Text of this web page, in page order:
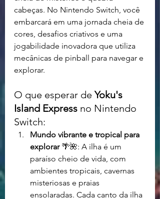
cabeças. No Nintendo Switch, você
embarcará em uma jornada cheia de
cores, desafios criativos e uma
jogabilidade inovadora que utiliza
mecânicas de pinball para navegar e
explorar.
O que esperar de Yoku's
Island Express no Nintendo
Switch:
Mundo vibrante e tropical para
explorar 🌴🌺: A ilha é um
paraíso cheio de vida, com
ambientes tropicais, cavernas
misteriosas e praias
ensolaradas. Cada canto da ilha